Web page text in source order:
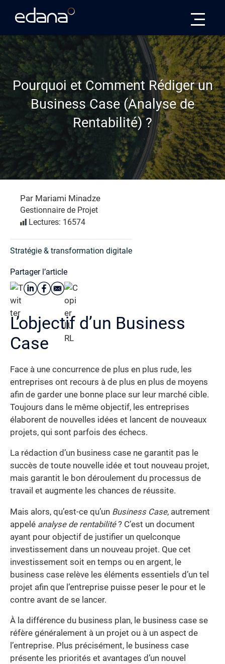
Pourquoi et Comment Rédiger un
Business Case (Analyse de
Rentabilité) ?
Par Mariami Minadze
Gestionnaire de Projet
Lectures: 16574
Stratégie & transformation digitale
Partager l’article
L’objectif d’un Business
Case
Face à une concurrence de plus en plus rude, les
entreprises ont recours à de plus en plus de moyens
afin de garder une bonne place sur leur marché cible.
Toujours dans le même objectif, les entreprises
élaborent de nouvelles idées et lancent de nouveaux
projets, qui sont parfois des échecs.
La rédaction d’un business case ne garantit pas le
succès de toute nouvelle idée et tout nouveau projet,
mais garantit le bon déroulement du processus de
travail et augmente les chances de réussite.
Mais alors, qu’est-ce qu’un Business Case, autrement
appelé analyse de rentabilité? C’est un document
ayant pour objectif de justifier un quelconque
investissement dans un nouveau projet. Que cet
investissement soit en temps ou en argent, le
business case relève les éléments essentiels d’un tel
projet afin que l’entreprise puisse peser le pour et le
contre avant de se lancer.
À la différence du business plan, le business case se
réfère généralement à un projet ou à un aspect de
l’entreprise. Plus précisément, le business case
présente les priorités et avantages d’un nouvel